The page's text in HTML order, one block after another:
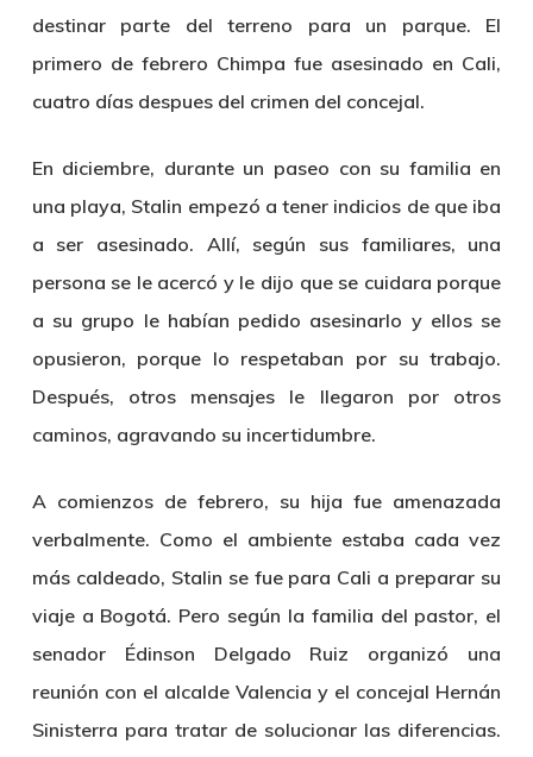
destinar parte del terreno para un parque. El
primero de febrero Chimpa fue asesinado en Cali,
cuatro días despues del crimen del concejal.
En diciembre, durante un paseo con su familia en
una playa, Stalin empezó a tener indicios de que iba
a ser asesinado. Allí, según sus familiares, una
persona se le acercó y le dijo que se cuidara porque
a su grupo le habían pedido asesinarlo y ellos se
opusieron, porque lo respetaban por su trabajo.
Después, otros mensajes le llegaron por otros
caminos, agravando su incertidumbre.
A comienzos de febrero, su hija fue amenazada
verbalmente. Como el ambiente estaba cada vez
más caldeado, Stalin se fue para Cali a preparar su
viaje a Bogotá. Pero según la familia del pastor, el
senador Édinson Delgado Ruiz organizó una
reunión con el alcalde Valencia y el concejal Hernán
Sinisterra para tratar de solucionar las diferencias.